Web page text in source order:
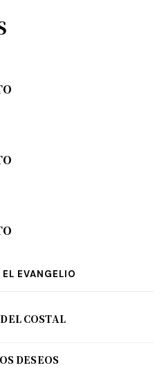
EVANGELIO
COSTAL
DESEOS